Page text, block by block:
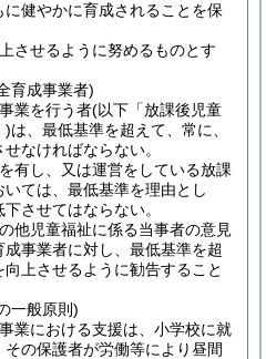
健やかに育成されることを保
させるように努めるものとす
育成事業者)
業を行う者(以下「放課後児童
)は、最低基準を超えて、常に、
なければならない。
有し、又は運営をしている放課
ては、最低基準を理由とし
させてはならない。
他児童福祉に係る当事者の意見
事業者に対し、最低基準を超
上させるように勧告すること
一般原則)
業における支援は、小学校に就
の保護者が労働等により昼間